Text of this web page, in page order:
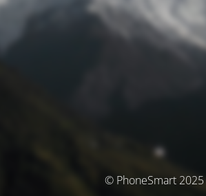
© PhoneSmart 2025